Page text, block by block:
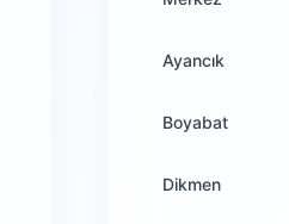
Ayancık
Boyabat
Dikmen